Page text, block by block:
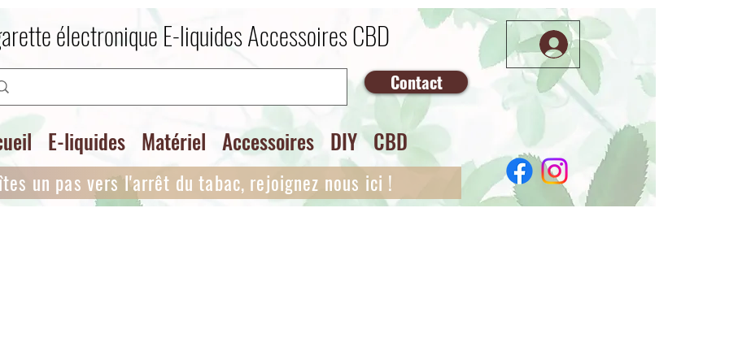
E-liquides Matériel Accessoires DIY CBD
Contact
électronique E-liquides Accessoires CBD
un pas vers l'arrêt du tabac, rejoignez nous ici !